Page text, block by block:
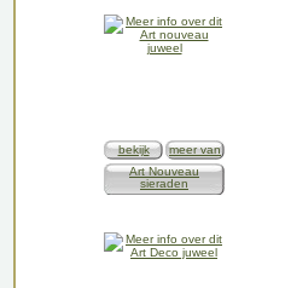
bekijk
meer van
Art Nouveau
sieraden